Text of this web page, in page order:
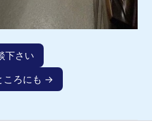
下さい
ころにも →